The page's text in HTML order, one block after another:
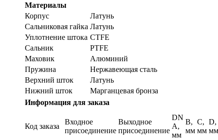
Материалы
Корпус
Латунь
Сальниковая гайка Латунь
Уплотнение штока CTFE
Сальник
PTFE
Маховик
Алюминий
Пружина
Нержавеющая сталь
Верхний шток
Латунь
Нижний шток
Марганцевая бронза
Информация для заказа
Код заказа
Входное
присоединение
Выходное
присоединение
DN
A,
мм
В,
мм
C,
мм
D,
мм